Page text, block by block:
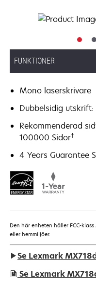
FUNKTIONER
Mono laserskrivare
Dubbelsidig
Rekommenderad
100000 Sidor†
4 Years Guarantee
Den här enheten håller FCC-
eller hemmiljöer.
Se Lexmark
Se Lexmark